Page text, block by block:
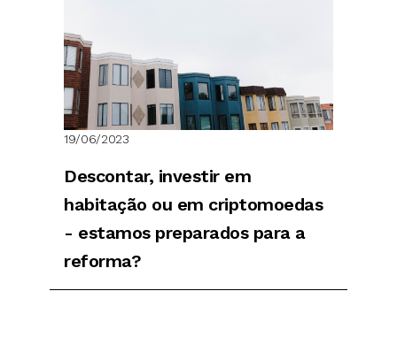
19/06/2023
Descontar, investir em
habitação ou em criptomoedas
- estamos preparados para a
reforma?